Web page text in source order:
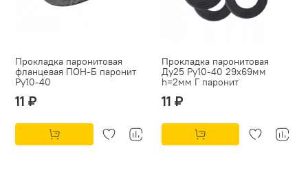
Прокладка паронитовая
фланцевая ПОН-Б паронит
Py10-40
11 ₽
Прокладка паронитовая
Ду25 Ру10-40 29х69мм
h=2мм Г паронит
11 ₽